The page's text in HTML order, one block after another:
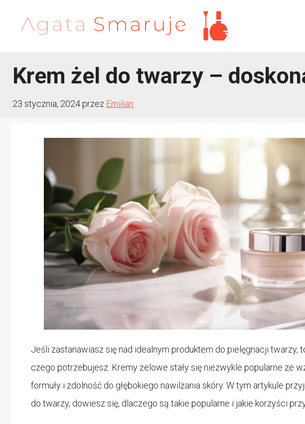
Krem żel do twarzy –
23 stycznia, 2024przez Emilian
Jeśli zastanawiasz się nad idealnym produktem do pielęgnacji twarzy,
czego potrzebujesz. Kremy żelowe stały się niezwykle popularne ze
formuły i zdolność do głębokiego nawilżania skóry. W tym artykule
do twarzy, dowiesz się, dlaczego są takie popularne i jakie korzyści